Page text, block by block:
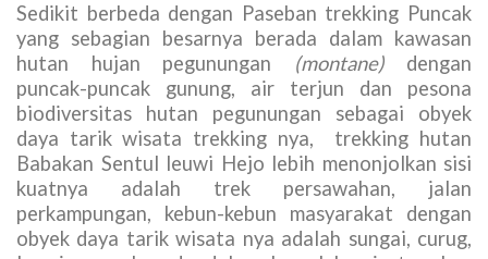
Sedikit berbeda dengan Paseban trekking Puncak
yang sebagian besarnya berada dalam kawasan
hutan hujan pegunungan
(montane)dengan
puncak-puncak gunung, air terjun dan pesona
biodiversitas hutan pegunungan sebagai obyek
daya tarik wisata trekking nya, trekking hutan
Babakan Sentul leuwi Hejo lebih menonjolkan sisi
kuatnya adalah trek persawahan, jalan
perkampungan, kebun-kebun masyarakat dengan
obyek daya tarik wisata nya adalah sungai, curug,